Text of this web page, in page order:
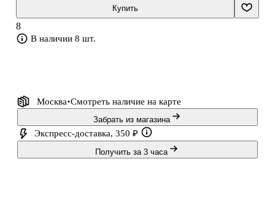
справочные материалы: заметки на полях для быстрого поиска
нужного фрагмента, развернутые ко
Купить
8
В наличии 8 шт.
Москва Смотреть наличие на карте
Забрать из магазина
Экспресс-доставка, 350 ₽
Получить за 3 часа